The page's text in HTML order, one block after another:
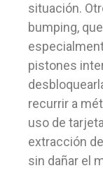
situación.
bumping,
pistones
recurrir a
uso de
extracción
sin dañar el